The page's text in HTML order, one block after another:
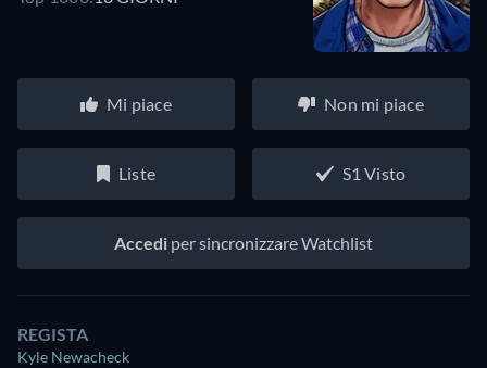
Mi piace Non mi piace
Liste S1 Visto
Accedi per sincronizzare Watchlist
REGISTA
Kyle Newacheck